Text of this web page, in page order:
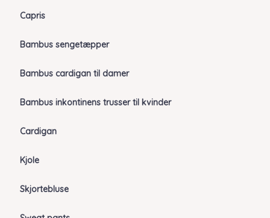
Capris
Bambus sengetæpper
Bambus cardigan til damer
Bambus inkontinens trusser til kvinder
Cardigan
Kjole
Skjortebluse